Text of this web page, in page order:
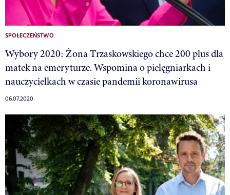
SPOŁECZEŃSTWO
Wybory 2020: Żona Trzaskowskiego chce 200 plus dla
matek na emeryturze. Wspomina o pielęgniarkach i
nauczycielkach w czasie pandemii koronawirusa
06.07.2020